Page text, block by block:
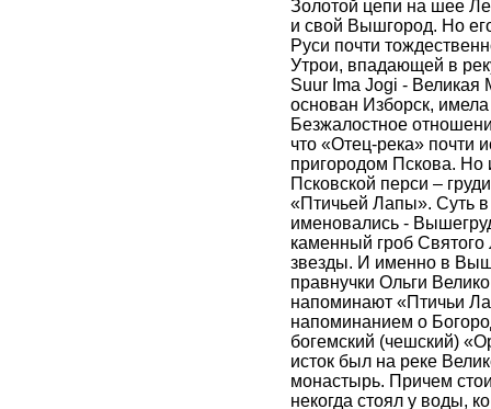
Золотой цепи на шее
и свой Вышгород. Но
Руси почти
Утрои, впадающей в
Suur Ima Jogi - Великая
основан Изборск,
Безжалостное
что «Отец-река» почти
пригородом Пскова. Но
Псковской перси –
«Птичьей Лапы». Суть
именовались -
каменный гроб
звезды. И именно в
правнучки Ольги
напоминают «Птичьи
напоминанием о
богемский (чешский)
исток был на реке
монастырь. Причем
некогда стоял у воды,